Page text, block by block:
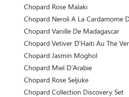
Chopard Rose Malaki
Chopard Neroli A La Cardamome
Chopard Vanille De Madagascar
Chopard Vetiver D'Haiti Au The
Chopard Jasmin Moghol
Chopard Miel D'Arabie
Chopard Rose Seljuke
Chopard Collection Discovery Set